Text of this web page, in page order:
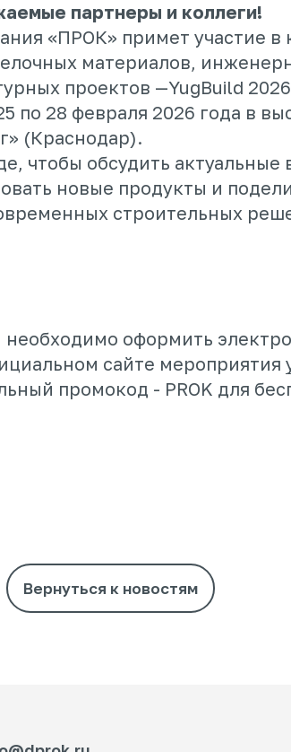
партнеры и коллеги!
«ПРОК» примет участие в
материалов,
проектов —YugBuild
по 28 февраля 2026 года в
(Краснодар).
чтобы обсудить актуальные
новые продукты и
строительных
оформить
сайте мероприятия
промокод - PROK для
Вернуться к новостям